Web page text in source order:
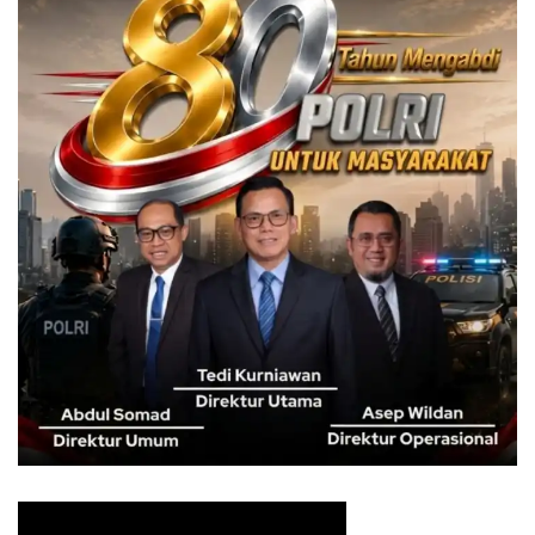
Total kerugian negara yang berhasil dimitigasi diperkirakan
mencapai Rp5 miliar. Melalui penggagalan peredaran
gelap ini, secara kolektif kami telah menyelamatkan kurang
lebih 382.467 jiwa, khususnya generasi muda,” jelasnya.
Para tersangka dijerat dengan pasal berlapis sesuai jenis
dan jumlah barang bukti yang dimiliki. Untuk kasus
narkotika, polisi menerapkan UU Nomor 35 Tahun 2009
tentang Narkotika serta ketentuan pidana terbaru dalam
UU Nomor 1 Tahun 2026.
Berdasarkan Pasal 610 ayat (2) UU Nomor 1 Tahun 2026,
pengedar narkotika golongan I bukan tanaman dengan
berat lebih dari 5 gram terancam hukuman mati, penjara